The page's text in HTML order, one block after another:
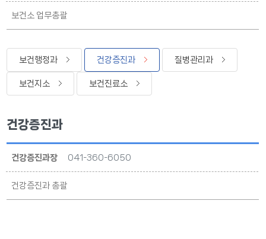
보건소 업무총괄
보건행정과 건강증진과 질병관리과
보건지소 보건진료소
건강증진과
건강증진과장 041-360-6050
건강증진과 총괄